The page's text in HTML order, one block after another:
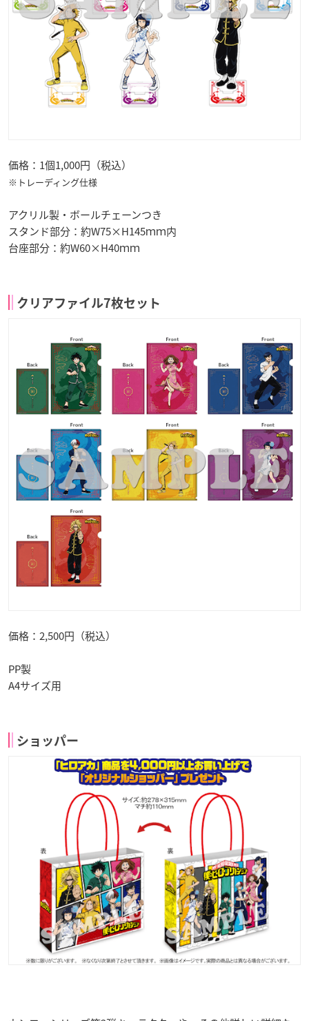
価格：1個1,000円（税込）
※トレーディング仕様
アクリル製・ボールチェーンつき
スタンド部分：約W75×H145ｍｍ内
台座部分：約W60×H40ｍｍ
クリアファイル7枚セット
価格：2,500円（税込）
PP製
A4サイズ用
ショッパー